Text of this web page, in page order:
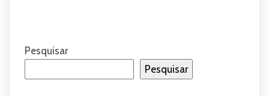
Pesquisar
Pesquisar